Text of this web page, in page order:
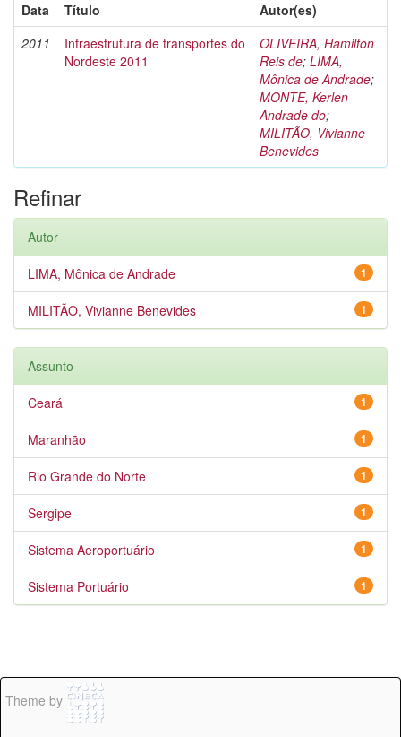
Data
Título
Autor(es)
2011
Infraestrutura de transportes do
Nordeste 2011
OLIVEIRA, Hamilton
Reis de; LIMA,
Mônica de Andrade;
MONTE, Kerlen
Andrade do;
MILITÃO, Vivianne
Benevides
Refinar
Autor
1
LIMA, Mônica de Andrade
1
MILITÃO, Vivianne Benevides
Assunto
1
Ceará
1
Maranhão
1
Rio Grande do Norte
1
Sergipe
1
Sistema Aeroportuário
1
Sistema Portuário
Theme by